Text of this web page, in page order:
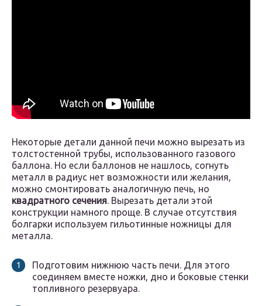
Некоторые детали данной печи можно вырезать из
толстостенной трубы, использованного газового
баллона. Но если баллонов не нашлось, согнуть
металл в радиус нет возможности или желания,
можно смонтировать аналогичную печь, но
квадратного сечения. Вырезать детали этой
конструкции намного проще. В случае отсутствия
болгарки используем гильотинные ножницы для
металла.
Подготовим нижнюю часть печи. Для этого
соединяем вместе ножки, дно и боковые стенки
топливного резервуара.